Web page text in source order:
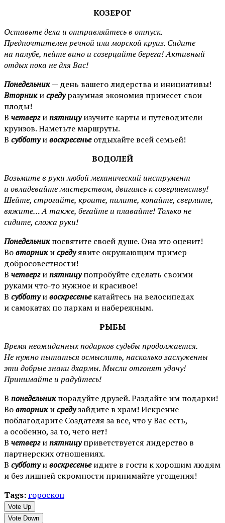
КОЗЕРОГ
Оставьте дела и отправляйтесь в отпуск.
Предпочтителен речной или морской круиз. Сидите
на палубе, пейте вино и созерцайте берега! Активный
отдых пока не для Вас!
Понедельник— день вашего лидерства и инициативы!
Вторникисредуразумная экономия принесет свои
плоды!
В четверг ипятницуизучите карты и путеводители
круизов. Наметьте маршруты.
В субботуивоскресеньеотдыхайте всей семьей!
ВОДОЛЕЙ
Возьмите в руки любой механический инструмент
и овладевайте мастерством, двигаясь к совершенству!
Шейте, строгайте, кроите, пилите, копайте, сверлите,
вяжите… А также, бегайте и плавайте! Только не
сидите, сложа руки!
Понедельникпосвятите своей душе. Она это оценит!
Вовторникисредуявите окружающим пример
добросовестности!
В четверг ипятницупопробуйте сделать своими
руками что-то нужное и красивое!
В субботуивоскресеньекатайтесь на велосипедах
и самокатах по паркам и набережным.
РЫБЫ
Время неожиданных подарков судьбы продолжается.
Не нужно пытаться осмыслить, насколько заслуженны
эти добрые знаки дхармы. Мысли отгонят удачу!
Принимайте и радуйтесь!
В понедельникпорадуйте друзей. Раздайте им подарки!
Вовторникисредузайдите в храм! Искренне
поблагодарите Создателя за все, что у Вас есть,
а особенно, за то, чего нет!
В четверг ипятницуприветствуется лидерство в
партнерских отношениях.
В субботуивоскресеньеидите в гости к хорошим людям
и без лишней скромности принимайте угощения!
Tags: гороскоп
Vote Up
Vote Down